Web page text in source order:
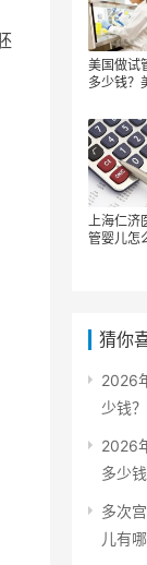
美国做试
多少钱？
上海仁济
管婴儿怎
猜你
2026
少钱
2026
多少
多次
儿有